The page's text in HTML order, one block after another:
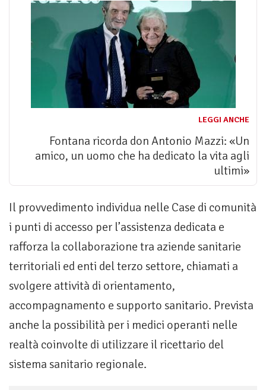
LEGGI ANCHE
Fontana ricorda don Antonio Mazzi: «Un
amico, un uomo che ha dedicato la vita agli
ultimi»
Il provvedimento individua nelle Case di comunità
i punti di accesso per l’assistenza dedicata e
rafforza la collaborazione tra aziende sanitarie
territoriali ed enti del terzo settore, chiamati a
svolgere attività di orientamento,
accompagnamento e supporto sanitario. Prevista
anche la possibilità per i medici operanti nelle
realtà coinvolte di utilizzare il ricettario del
sistema sanitario regionale.